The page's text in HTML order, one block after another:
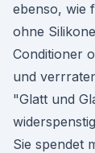
ebenso, wie
ohne
Conditioner
und
"Glatt und
Sie spendet